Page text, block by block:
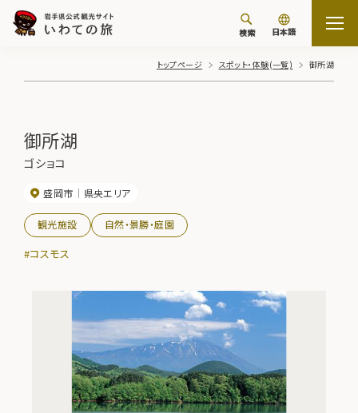
検索 日本語
トップページ スポット・体験(一覧) 御所湖
御所湖
ゴショコ
盛岡市 県央エリア
観光施設 自然・景勝・庭園
#コスモス